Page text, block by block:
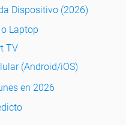
Dispositivo (2026)
Laptop
TV
(Android/iOS)
en 2026